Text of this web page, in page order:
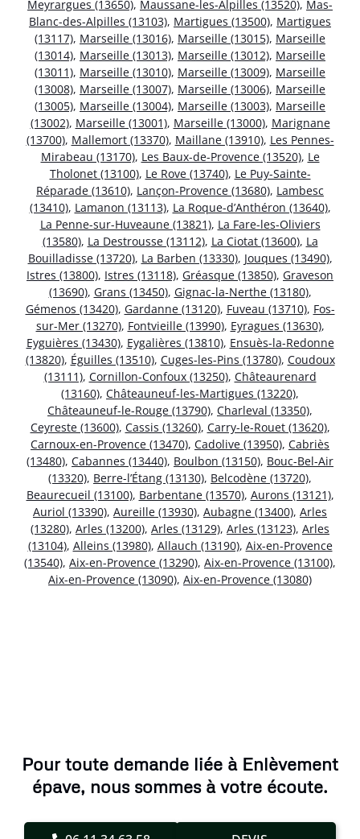
Meyrargues (13650), Maussane-les-Alpilles (13520), Mas-
Blanc-des-Alpilles (13103), Martigues (13500), Martigues
(13117), Marseille (13016), Marseille (13015), Marseille
(13014), Marseille (13013), Marseille (13012), Marseille
(13011), Marseille (13010), Marseille (13009), Marseille
(13008), Marseille (13007), Marseille (13006), Marseille
(13005), Marseille (13004), Marseille (13003), Marseille
(13002), Marseille (13001), Marseille (13000), Marignane
(13700), Mallemort (13370), Maillane (13910), Les Pennes-
Mirabeau (13170), Les Baux-de-Provence (13520), Le
Tholonet (13100), Le Rove (13740), Le Puy-Sainte-
Réparade (13610), Lançon-Provence (13680), Lambesc
(13410), Lamanon (13113), La Roque-d’Anthéron (13640),
La Penne-sur-Huveaune (13821), La Fare-les-Oliviers
(13580), La Destrousse (13112), La Ciotat (13600), La
Bouilladisse (13720), La Barben (13330), Jouques (13490),
Istres (13800), Istres (13118), Gréasque (13850), Graveson
(13690), Grans (13450), Gignac-la-Nerthe (13180),
Gémenos (13420), Gardanne (13120), Fuveau (13710), Fos-
sur-Mer (13270), Fontvieille (13990), Eyragues (13630),
Eyguières (13430), Eygalières (13810), Ensuès-la-Redonne
(13820), Éguilles (13510), Cuges-les-Pins (13780), Coudoux
(13111), Cornillon-Confoux (13250), Châteaurenard
(13160), Châteauneuf-les-Martigues (13220),
Châteauneuf-le-Rouge (13790), Charleval (13350),
Ceyreste (13600), Cassis (13260), Carry-le-Rouet (13620),
Carnoux-en-Provence (13470), Cadolive (13950), Cabriès
(13480), Cabannes (13440), Boulbon (13150), Bouc-Bel-Air
(13320), Berre-l’Étang (13130), Belcodène (13720),
Beaurecueil (13100), Barbentane (13570), Aurons (13121),
Auriol (13390), Aureille (13930), Aubagne (13400), Arles
(13280), Arles (13200), Arles (13129), Arles (13123), Arles
(13104), Alleins (13980), Allauch (13190), Aix-en-Provence
(13540), Aix-en-Provence (13290), Aix-en-Provence (13100),
Aix-en-Provence (13090), Aix-en-Provence (13080)
Pour toute demande liée à Enlèvement
épave, nous sommes à votre écoute.